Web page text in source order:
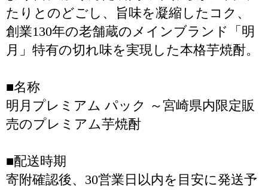
たりとのどごし、旨味を凝縮したコク、
創業130年の老舗蔵のメインブランド「明
月」特有の切れ味を実現した本格芋焼酎。
■名称
明月プレミアム パック ～宮崎県内限定販
売のプレミアム芋焼酎
■配送時期
寄附確認後、30営業日以内を目安に発送予